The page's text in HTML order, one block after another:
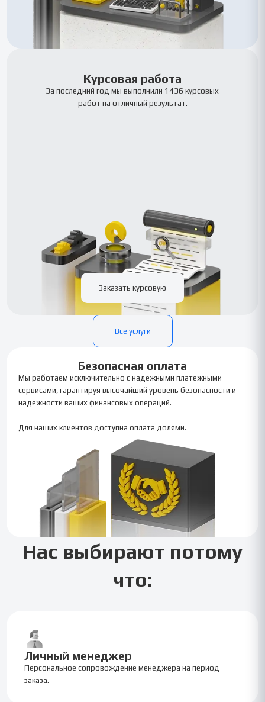
Курсовая работа
За последний год мы выполнили 1436 курсовых
работ на отличный результат.
Заказать курсовую
Все услуги
Безопасная оплата
Мы работаем исключительно с надежными платежными
сервисами, гарантируя высочайший уровень безопасности и
надежности ваших финансовых операций.
Для наших клиентов доступна оплата долями.
Нас выбирают потому
что:
Личный менеджер
Персональное сопровождение менеджера на период
заказа.